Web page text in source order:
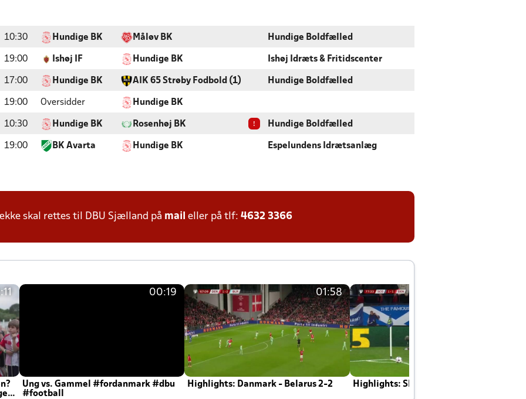
10:30 Hundige BK Måløv BK Hundige Boldfælled
19:00 Ishøj IF Hundige BK Ishøj Idræts & Fritidscenter
17:00 Hundige BK AIK 65 Strøby Fodbold (1) Hundige Boldfælled
19:00 Oversidder Hundige BK
10:30 Hundige BK Rosenhøj BK ! Hundige Boldfælled
19:00 BK Avarta Hundige BK Espelundens Idrætsanlæg
skal rettes til DBU Sjælland på mail eller på tlf: 4632 3366
00:19
Ung vs. Gammel #fordanmark #dbu
#football
01:58
Highlights: Danmark - Belarus 2-2 Highlights: Skotland - Danmark 4-2